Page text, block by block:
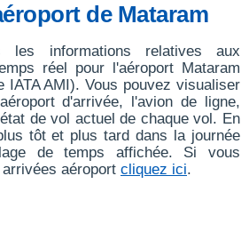
de Mataram
les informations relatives aux
réel pour l'aéroport Mataram
IATA AMI). Vous pouvez visualiser
d'arrivée, l'avion de ligne,
de vol actuel de chaque vol. En
tôt et plus tard dans la journée
de temps affichée. Si vous
aéroport cliquez ici.